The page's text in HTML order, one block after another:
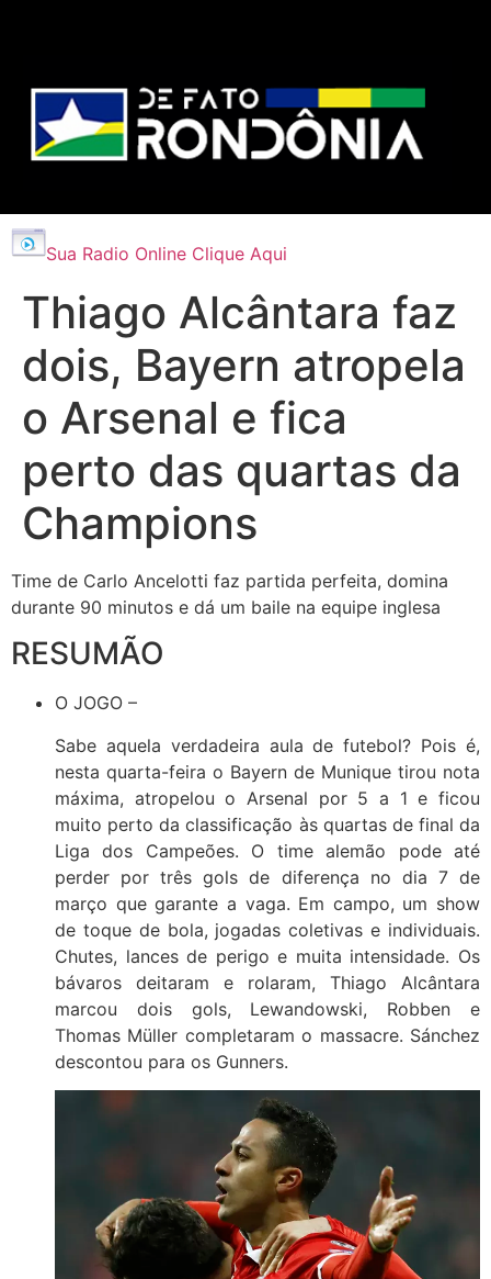
Sua Radio Online Clique Aqui
Thiago Alcântara faz
dois, Bayern atropela
o Arsenal e fica
perto das quartas da
Champions
Time de Carlo Ancelotti faz partida perfeita, domina
durante 90 minutos e dá um baile na equipe inglesa
RESUMÃO
O JOGO –
Sabe aquela verdadeira aula de futebol? Pois é,
nesta quarta-feira o Bayern de Munique tirou nota
máxima, atropelou o Arsenal por 5 a 1 e ficou
muito perto da classificação às quartas de final da
Liga dos Campeões. O time alemão pode até
perder por três gols de diferença no dia 7 de
março que garante a vaga. Em campo, um show
de toque de bola, jogadas coletivas e individuais.
Chutes, lances de perigo e muita intensidade. Os
bávaros deitaram e rolaram, Thiago Alcântara
marcou dois gols, Lewandowski, Robben e
Thomas Müller completaram o massacre. Sánchez
descontou para os Gunners.